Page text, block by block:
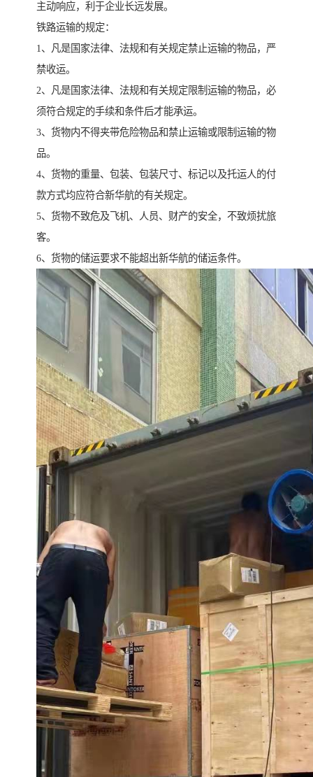
主动响应，利于企业长远发展。
铁路运输的规定：
1、凡是国家法律、法规和有关规定禁止运输的物品，严
禁收运。
2、凡是国家法律、法规和有关规定限制运输的物品，必
须符合规定的手续和条件后才能承运。
3、货物内不得夹带危险物品和禁止运输或限制运输的物
品。
4、货物的重量、包装、包装尺寸、标记以及托运人的付
款方式均应符合新华航的有关规定。
5、货物不致危及飞机、人员、财产的安全，不致烦扰旅
客。
6、货物的储运要求不能超出新华航的储运条件。